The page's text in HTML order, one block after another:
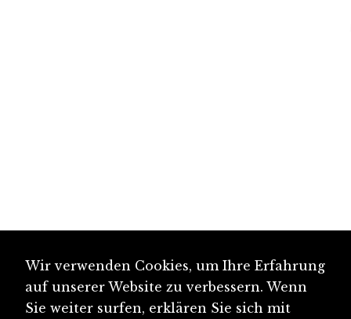
Wir verwenden Cookies, um Ihre Erfahrung
auf unserer Website zu verbessern. Wenn
Sie weiter surfen, erklären Sie sich mit